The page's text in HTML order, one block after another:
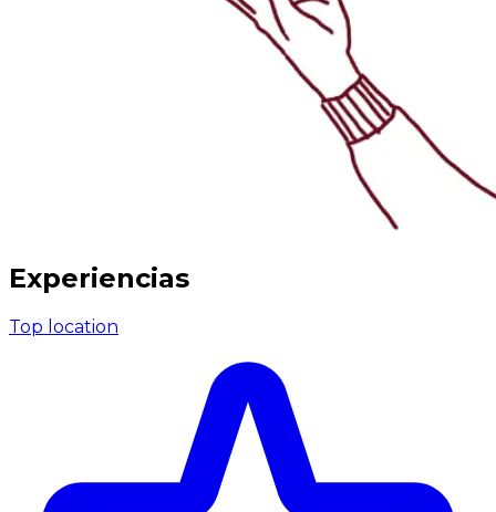
Experiencias
Top location